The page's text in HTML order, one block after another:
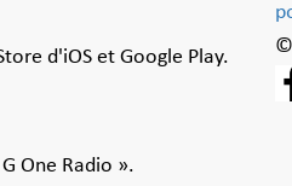
d'iOS et Google Play.
One Radio ».
©